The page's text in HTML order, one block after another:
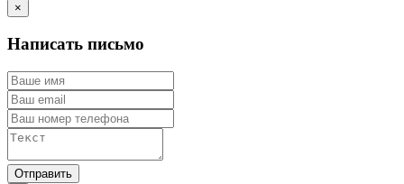
×
Написать письмо